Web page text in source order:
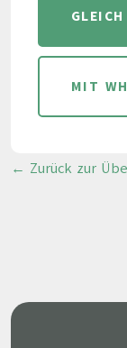
MIT
← Zurück zur